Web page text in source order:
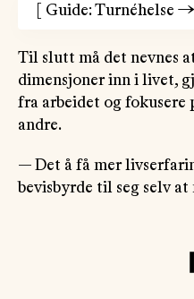
Guide: Turnéhelse →
Til slutt må det nevnes
dimensjoner inn i livet,
fra arbeidet og fokusere
andre.
— Det å få mer
bevisbyrde til seg selv